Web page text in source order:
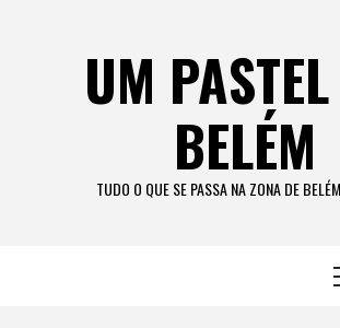
UM
BELÉM
TUDO O QUE SE PASSA NA ZONA DE